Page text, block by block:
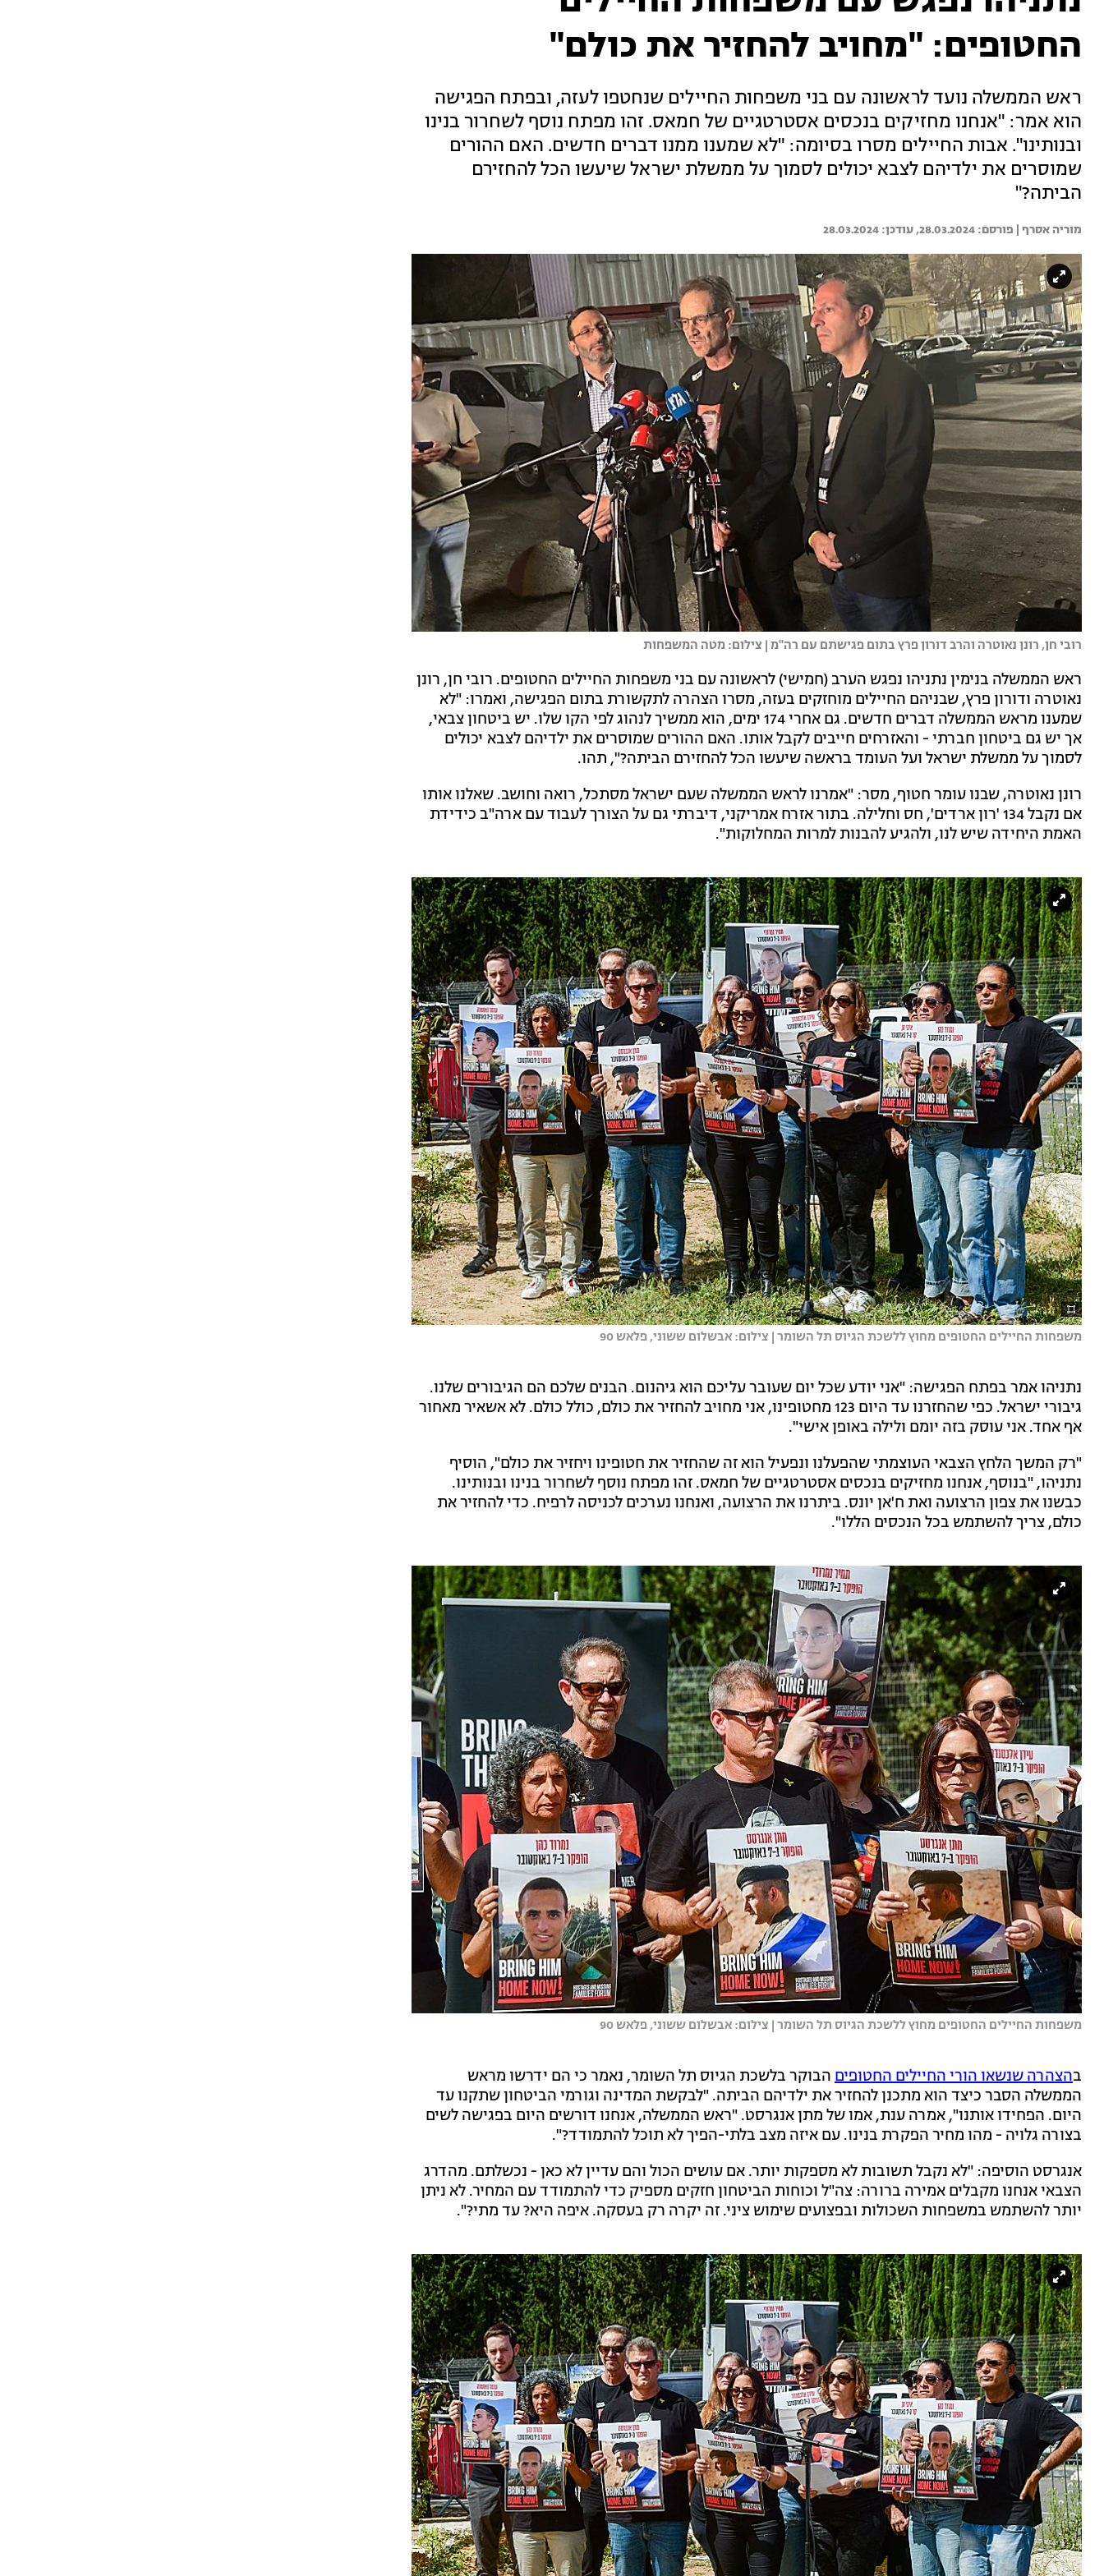
החטופים: "מחויב להחזיר את כולם"
ראש הממשלה נועד לראשונה עם בני משפחות החיילים שנחטפו לעזה, ובפתח הפגישה
הוא אמר: "אנחנו מחזיקים בנכסים אסטרטגיים של חמאס. זהו מפתח נוסף לשחרור בנינו
ובנותינו". אבות החיילים מסרו בסיומה: "לא שמענו ממנו דברים חדשים. האם ההורים
שמוסרים את ילדיהם לצבא יכולים לסמוך על ממשלת ישראל שיעשו הכל להחזירם
הביתה?"
מוריה אסרף | 28.03.2024
28.03.2024
רובי חן, רונן נאוטרה והרב דורון פרץ בתום פגישתם עם רה"מ | צילום: מטה המשפחות
ראש הממשלה בנימין נתניהו נפגש הערב (חמישי) לראשונה עם בני משפחות החיילים החטופים. רובי חן, רונן
נאוטרה ודורון פרץ, שבניהם החיילים מוחזקים בעזה, מסרו הצהרה לתקשורת בתום הפגישה, ואמרו: "לא
שמענו מראש הממשלה דברים חדשים. גם אחרי 174 ימים, הוא ממשיך לנהוג לפי הקו שלו. יש ביטחון צבאי,
אך יש גם ביטחון חברתי - והאזרחים חייבים לקבל אותו. האם ההורים שמוסרים את ילדיהם לצבא יכולים
לסמוך על ממשלת ישראל ועל העומד בראשה שיעשו הכל להחזירם הביתה?", תהו.
רונן נאוטרה, שבנו עומר חטוף, מסר: "אמרנו לראש הממשלה שעם ישראל מסתכל, רואה וחושב. שאלנו אותו
אם נקבל 134 'רון ארדים', חס וחלילה. בתור אזרח אמריקני, דיברתי גם על הצורך לעבוד עם ארה"ב כידידת
האמת היחידה שיש לנו, ולהגיע להבנות למרות המחלוקות".
משפחות החיילים החטופים מחוץ ללשכת הגיוס תל השומר | צילום: אבשלום ששוני, פלאש 90
נתניהו אמר בפתח הפגישה: "אני יודע שכל יום שעובר עליכם הוא גיהנום. הבנים שלכם הם הגיבורים שלנו.
גיבורי ישראל. כפי שהחזרנו עד היום 123 מחטופינו, אני מחויב להחזיר את כולם, כולל כולם. לא אשאיר מאחור
אף אחד. אני עוסק בזה יומם ולילה באופן אישי".
"רק המשך הלחץ הצבאי העוצמתי שהפעלנו ונפעיל הוא זה שהחזיר את חטופינו ויחזיר את כולם", הוסיף
נתניהו, "בנוסף, אנחנו מחזיקים בנכסים אסטרטגיים של חמאס. זהו מפתח נוסף לשחרור בנינו ובנותינו.
כבשנו את צפון הרצועה ואת ח'אן יונס. ביתרנו את הרצועה, ואנחנו נערכים לכניסה לרפיח. כדי להחזיר את
כולם, צריך להשתמש בכל הנכסים הללו".
משפחות החיילים החטופים מחוץ ללשכת הגיוס תל השומר | צילום: אבשלום ששוני, פלאש 90
בהצהרה שנשאו הורי החיילים החטופים הבוקר בלשכת הגיוס תל השומר, נאמר כי הם ידרשו מראש
הממשלה הסבר כיצד הוא מתכנן להחזיר את ילדיהם הביתה. "לבקשת המדינה וגורמי הביטחון שתקנו עד
היום. הפחידו אותנו", אמרה ענת, אמו של מתן אנגרסט. "ראש הממשלה, אנחנו דורשים היום בפגישה לשים
בצורה גלויה - מהו מחיר הפקרת בנינו. עם איזה מצב בלתי-הפיך לא תוכל להתמודד?".
אנגרסט הוסיפה: "לא נקבל תשובות לא מספקות יותר. אם עושים הכול והם עדיין לא כאן - נכשלתם. מהדרג
הצבאי אנחנו מקבלים אמירה ברורה: צה"ל וכוחות הביטחון חזקים מספיק כדי להתמודד עם המחיר. לא ניתן
יותר להשתמש במשפחות השכולות ובפצועים שימוש ציני. זה יקרה רק בעסקה. איפה היא? עד מתי?".